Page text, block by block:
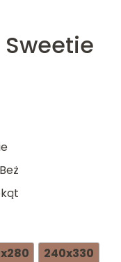
Sweetie
240x330